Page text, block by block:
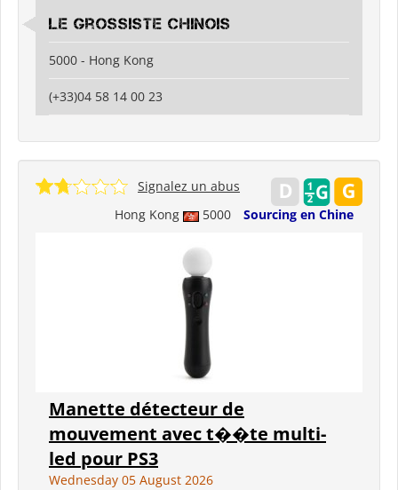
Le grossiste chinois
5000 - Hong Kong
(+33)04 58 14 00 23
Hong Kong 5000 Sourcing en Chine
Signalez un abus
Manette détecteur de
mouvement avec t��te multi-
led pour PS3
Wednesday 05 August 2026